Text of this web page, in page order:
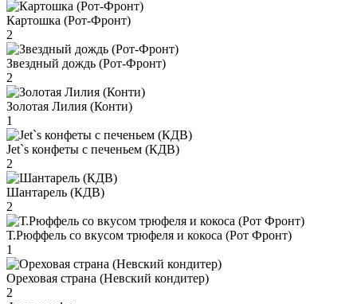
Картошка (Рот-Фронт)
2
Звездный дождь (Рот-Фронт)
2
Золотая Лилия (Конти)
1
Jet`s конфеты с печеньем (КДВ)
2
Шантарель (КДВ)
2
Т.Рюффель со вкусом трюфеля и кокоса (Рот Фронт)
1
Ореховая страна (Невский кондитер)
2